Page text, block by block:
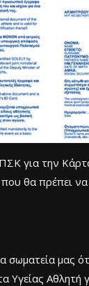
για την
θα πρέπει να
σωματεία μας
Υγείας Αθλητή